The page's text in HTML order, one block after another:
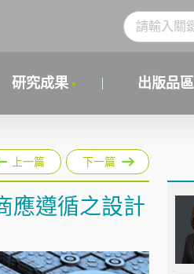
研究成果 出版品區
上一篇 下一篇
應遵循之設計